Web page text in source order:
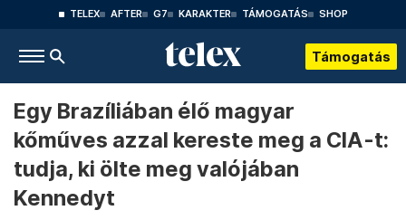
TELEX AFTER G7 KARAKTER TÁMOGATÁS SHOP
Támogatás
Egy Brazíliában élő magyar
kőműves azzal kereste meg a CIA-t:
tudja, ki ölte meg valójában
Kennedyt